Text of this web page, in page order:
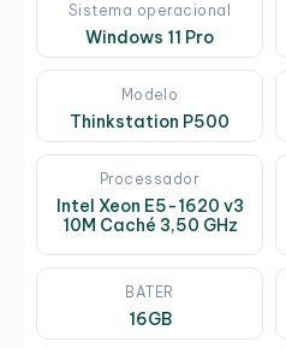
Sistema operacional
Windows 11 Pro
Modelo
Thinkstation P500
Processador
Intel Xeon E5-1620 v3
10M Caché 3,50 GHz
BATER
16GB